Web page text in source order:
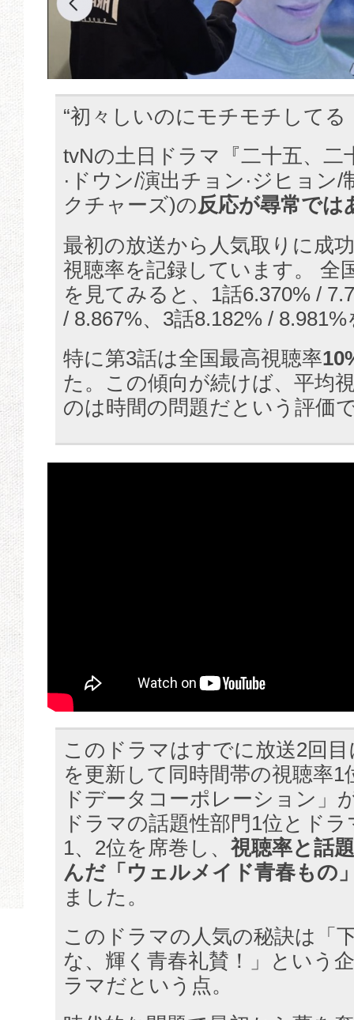
“初々しいのにモチモチしてる
tvNの土日ドラマ『二十五、二
·ドウン/演出チョン·ジヒョン
クチャーズ)の反応が尋常では
最初の放送から人気取りに成
視聴率を記録しています。 全
を見てみると、1話6.370% /
/ 8.867%、3話8.182% /
特に第3話は全国最高視聴率
た。この傾向が続けば、平均
のは時間の問題だという評価
このドラマはすでに放送2回
を更新して同時間帯の視聴率
ドデータコーポレーション」
ドラマの話題性部門1位とド
1、2位を席巻し、 視聴率と話
んだ「ウェルメイド青春もの
ました。
このドラマの人気の秘訣は「
な、輝く青春礼賛！」という
ラマだという点。